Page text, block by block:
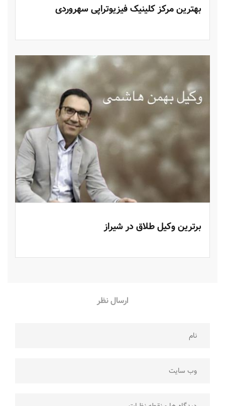
بهترین مرکز کلینیک فیزیوتراپی سهروردی
برترین وکیل طلاق در شیراز
ارسال نظر